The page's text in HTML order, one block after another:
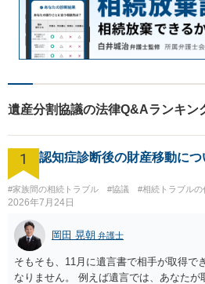
遺産分割協議の法律Q&Aランキン
1 認知症診断後の財産移動につ
#家族間の相続トラブル #協議 #相続トラブルの
2026年7月24日
岡田 晃朝 弁護士
そもそも、11月に遺言書で相手が取得で
なりません。 例えば遺言では、あなたが